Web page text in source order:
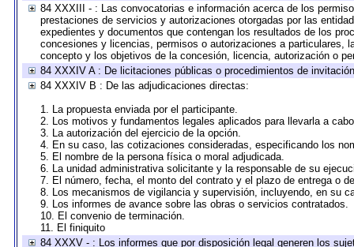
84 XXXIII - : Las convocatorias e información acerca de los
prestaciones de servicios y autorizaciones otorgadas por las
expedientes y documentos que contengan los resultados de los
concesiones y licencias, permisos o autorizaciones a particulares,
concepto y los objetivos de la concesión, licencia, autorización o
84 XXXIV A : De licitaciones públicas o procedimientos de
84 XXXIV B : De las adjudicaciones directas:
1. La propuesta enviada por el participante.
2. Los motivos y fundamentos legales aplicados para llevarla a
3. La autorización del ejercicio de la opción.
4. En su caso, las cotizaciones consideradas, especificando los
5. El nombre de la persona física o moral adjudicada.
6. La unidad administrativa solicitante y la responsable de su
7. El número, fecha, el monto del contrato y el plazo de entrega o
8. Los mecanismos de vigilancia y supervisión, incluyendo, en su
9. Los informes de avance sobre las obras o servicios contratados.
10. El convenio de terminación.
11. El finiquito
84 XXXV - : Los informes que por disposición legal generen los